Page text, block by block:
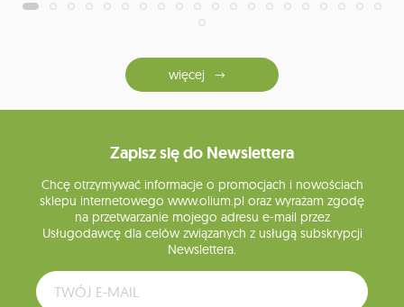
więcej
Zapisz się do Newslettera
Chcę otrzymywać informacje o promocjach i nowościach
sklepu internetowego www.olium.pl oraz wyrażam zgodę
na przetwarzanie mojego adresu e-mail przez
Usługodawcę dla celów związanych z usługą subskrypcji
Newslettera.